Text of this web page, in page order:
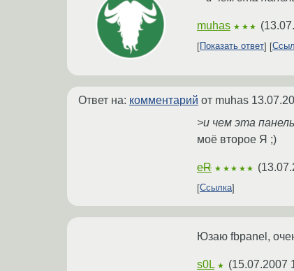
muhas ★★★ (
Показать ответ
Ответ на: комментарий от muhas
>и чем эта
моё второе Я ;)
eR ★★★★★ (
Ссылка
Юзаю fbpanel,
s0L ★ (15.07.2007